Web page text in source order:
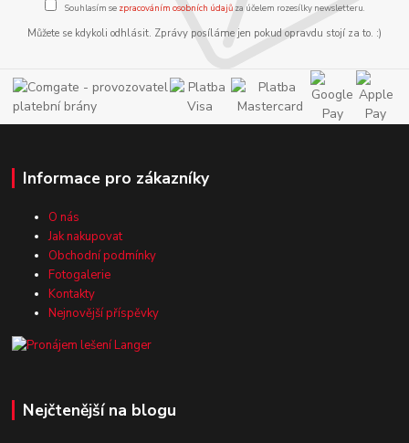
Souhlasím se zpracováním osobních údajůza účelem rozesílky newsletteru.
Můžete se kdykoli odhlásit. Zprávy posíláme jen pokud opravdu stojí za to. :)
Informace pro zákazníky
O nás
Jak nakupovat
Obchodní podmínky
Fotogalerie
Kontakty
Nejnovější příspěvky
Nejčtenější na blogu